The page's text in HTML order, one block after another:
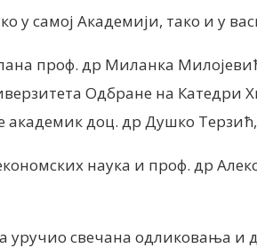
у самој Академији, тако и у
проф. др Миланка
Одбране на Катедри
доц. др Душко
наука и проф. др
свечана одликовања и